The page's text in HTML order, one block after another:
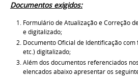
Documentos exigidos:
Formulário de Atualização e Correção
e digitalizado;
Documento Oficial de Identificação com
etc.) digitalizado;
Além dos documentos referenciados
elencados abaixo apresentar os